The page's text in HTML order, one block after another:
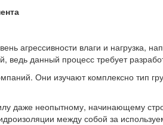
агрессивности влаги и нагрузка,
данный процесс требует
Они изучают комплексно тип
даже неопытному, начинающему
между собой за